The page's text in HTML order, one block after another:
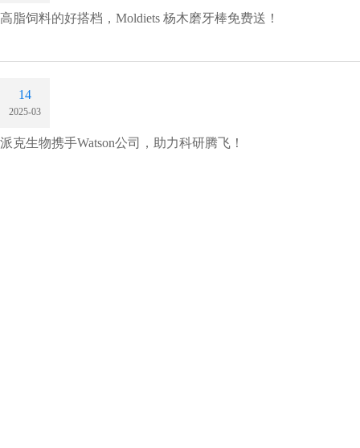
高脂饲料的好搭档，Moldiets 杨木磨牙棒免费送！
14
2025-03
派克生物携手Watson公司，助力科研腾飞！